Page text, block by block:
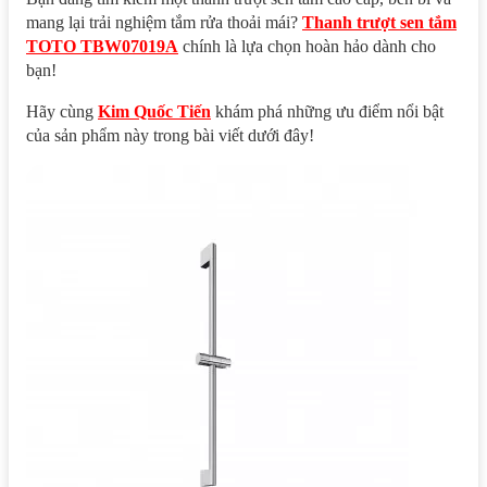
mang lại trải nghiệm tắm rửa thoải mái? Thanh trượt sen tắm
TOTO TBW07019A chính là lựa chọn hoàn hảo dành cho
bạn!
Hãy cùng Kim Quốc Tiến khám phá những ưu điểm nổi bật
của sản phẩm này trong bài viết dưới đây!